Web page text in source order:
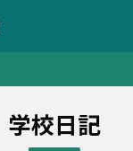
学校日記